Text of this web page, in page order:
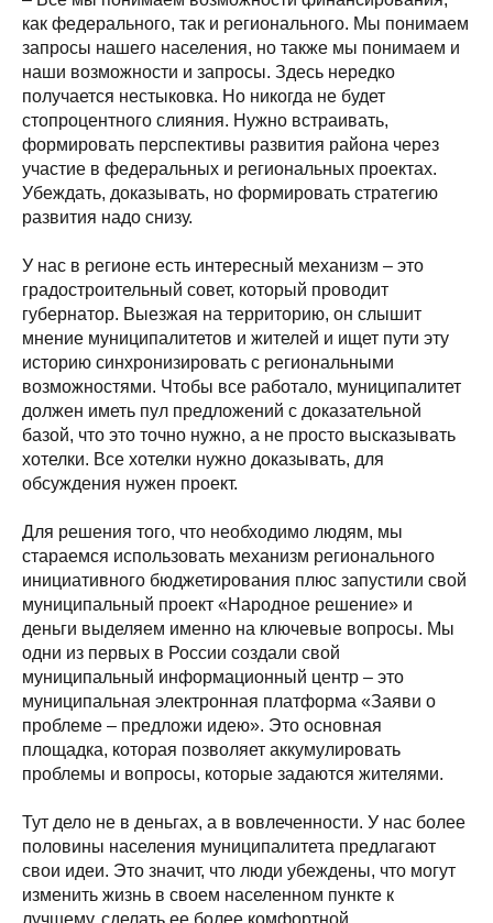
как федерального, так и регионального. Мы понимаем
запросы нашего населения, но также мы понимаем и
наши возможности и запросы. Здесь нередко
получается нестыковка. Но никогда не будет
стопроцентного слияния. Нужно встраивать,
формировать перспективы развития района через
участие в федеральных и региональных проектах.
Убеждать, доказывать, но формировать стратегию
развития надо снизу.
У нас в регионе есть интересный механизм – это
градостроительный совет, который проводит
губернатор. Выезжая на территорию, он слышит
мнение муниципалитетов и жителей и ищет пути эту
историю синхронизировать с региональными
возможностями. Чтобы все работало, муниципалитет
должен иметь пул предложений с доказательной
базой, что это точно нужно, а не просто высказывать
хотелки. Все хотелки нужно доказывать, для
обсуждения нужен проект.
Для решения того, что необходимо людям, мы
стараемся использовать механизм регионального
инициативного бюджетирования плюс запустили свой
муниципальный проект «Народное решение» и
деньги выделяем именно на ключевые вопросы. Мы
одни из первых в России создали свой
муниципальный информационный центр – это
муниципальная электронная платформа «Заяви о
проблеме – предложи идею». Это основная
площадка, которая позволяет аккумулировать
проблемы и вопросы, которые задаются жителями.
Тут дело не в деньгах, а в вовлеченности. У нас более
половины населения муниципалитета предлагают
свои идеи. Это значит, что люди убеждены, что могут
изменить жизнь в своем населенном пункте к